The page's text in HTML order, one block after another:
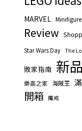
MARVEL Minifigure
Review
Star Wars Day The
敗家指南 新
樂高之家 海賊王
開箱 魔戒